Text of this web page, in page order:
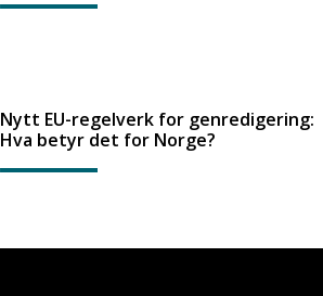
Nytt EU-regelverk for genredigering:
Hva betyr det for Norge?